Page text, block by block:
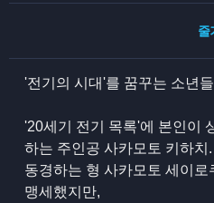
줄
'전기의 시대'를 꿈꾸는 소년
'20세기 전기 목록'에 본인이
하는 주인공 사카모토 키하치.
동경하는 형 사카모토 세이
맹세했지만,